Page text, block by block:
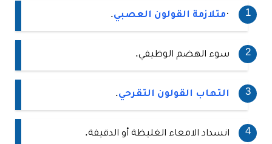
·متلازمة القولون العصبي.
سوء الهضم الوظيفي.
التهاب القولون التقرحي.
انسداد الامعاء الغليظة أو الدقيقة.